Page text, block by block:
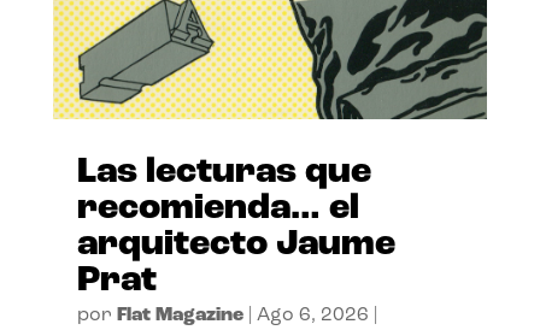
Las lecturas que
recomienda… el
arquitecto Jaume
Prat
por Flat Magazine| Ago 6, 2026